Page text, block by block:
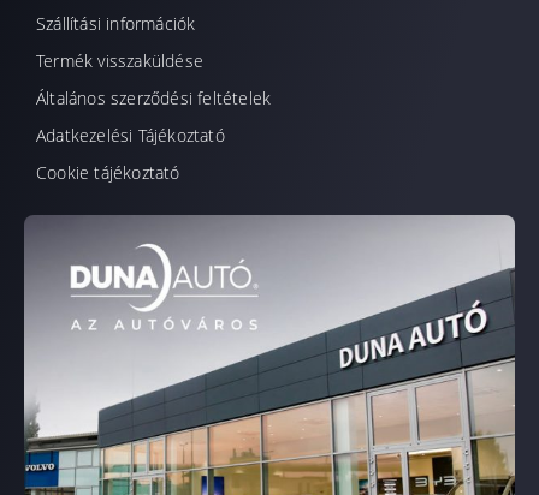
Szállítási információk
Termék visszaküldése
Általános szerződési feltételek
Adatkezelési Tájékoztató
Cookie tájékoztató